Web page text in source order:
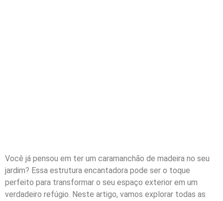
Você já pensou em ter um caramanchão de madeira no seu
jardim? Essa estrutura encantadora pode ser o toque
perfeito para transformar o seu espaço exterior em um
verdadeiro refúgio. Neste artigo, vamos explorar todas as